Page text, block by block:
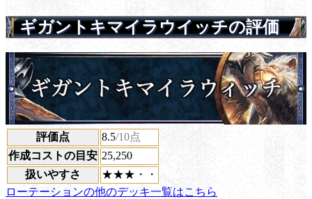
ギガントキマイラウイッチの評価
評価点 8.5/10点
作成コストの目安 25,250
扱いやすさ
★★★・・
ローテーションの他のデッキ一覧はこちら